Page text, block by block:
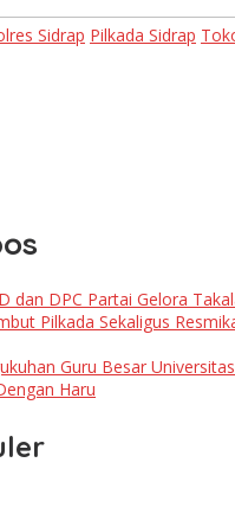
Sidrap Pilkada Sidrap
dan DPC Partai Gelora
Pilkada Sekaligus
Guru Besar
Haru